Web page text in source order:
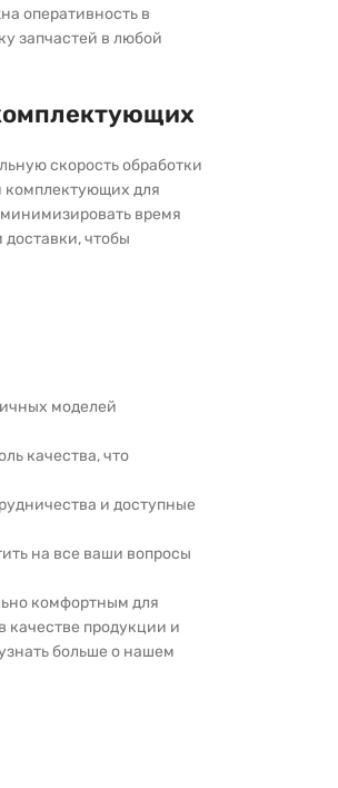
оперативность в
запчастей в любой
скорость обработки
комплектующих для
время
чтобы
моделей
качества, что
и доступные
на все ваши вопросы
комфортным для
качестве продукции и
больше о нашем